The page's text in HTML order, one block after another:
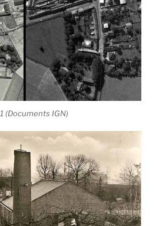
(Documents IGN)